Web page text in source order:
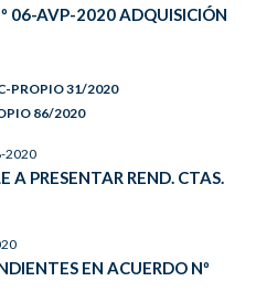
06-AVP-2020 ADQUISICIÓN
PROPIO 31/2020
86/2020
2020
A PRESENTAR REND. CTAS.
EN ACUERDO Nº